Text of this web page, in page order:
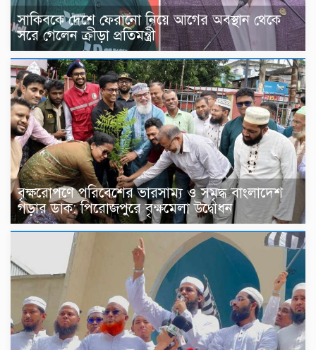
সাকিবকে দেশে ফেরানো নিয়ে আগের অবস্থান থেকে
সরে গেলেন ক্রীড়া প্রতিমন্ত্রী
বৃক্ষরোপণে পরিবেশের ভারসাম্য ও সমৃদ্ধ বাংলাদেশ
গড়ার ডাক: পিরোজপুরে বৃক্ষমেলা উদ্বোধন